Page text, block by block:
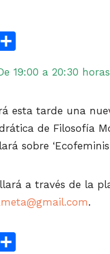
19:00 a 20:30 horas
esta tarde una
de Filosofía
sobre
a través de la
.